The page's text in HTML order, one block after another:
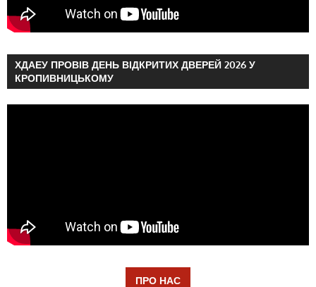
ХДАЕУ ПРОВІВ ДЕНЬ ВІДКРИТИХ ДВЕРЕЙ 2026 У
КРОПИВНИЦЬКОМУ
ПРО НАС